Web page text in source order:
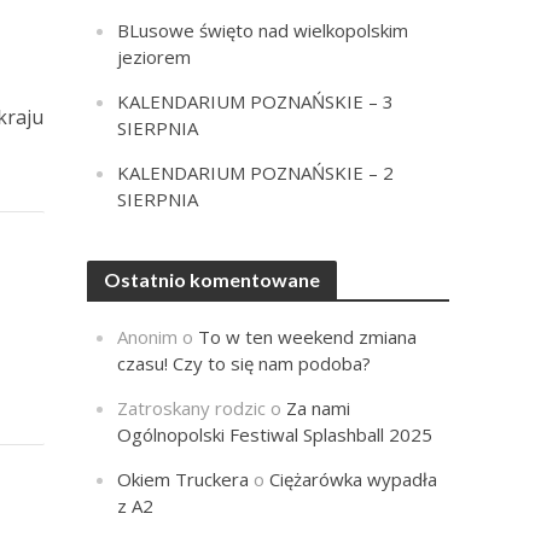
BLusowe święto nad wielkopolskim
jeziorem
KALENDARIUM POZNAŃSKIE – 3
SIERPNIA
KALENDARIUM POZNAŃSKIE – 2
SIERPNIA
Ostatnio komentowane
Anonim o To w ten weekend zmiana
czasu! Czy to się nam podoba?
Zatroskany rodzic o Za nami
Ogólnopolski Festiwal Splashball 2025
Okiem Truckera oCiężarówka wypadła
z A2